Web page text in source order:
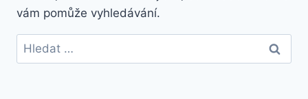
vám pomůže vyhledávání.
Vyhledávání